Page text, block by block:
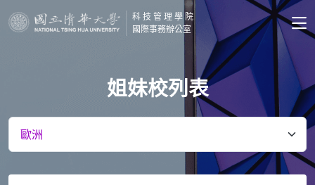
科技管理學院
國際事務辦公室
姐妹校列表